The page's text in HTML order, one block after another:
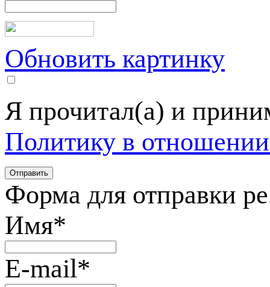
Обновить картинку
Я прочитал(а) и
Политику в
Форма для отправки
Имя*
E-mail*